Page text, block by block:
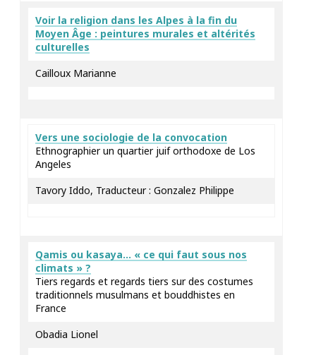
Voir la religion dans les Alpes à la fin du
Moyen Âge : peintures murales et altérités
culturelles
Cailloux Marianne
Vers une sociologie de la convocation
Ethnographier un quartier juif orthodoxe de Los
Angeles
Tavory Iddo, Traducteur : Gonzalez Philippe
Qamis ou kasaya… « ce qui faut sous nos
climats » ?
Tiers regards et regards tiers sur des costumes
traditionnels musulmans et bouddhistes en
France
Obadia Lionel